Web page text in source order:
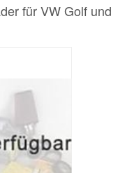
für VW Golf und